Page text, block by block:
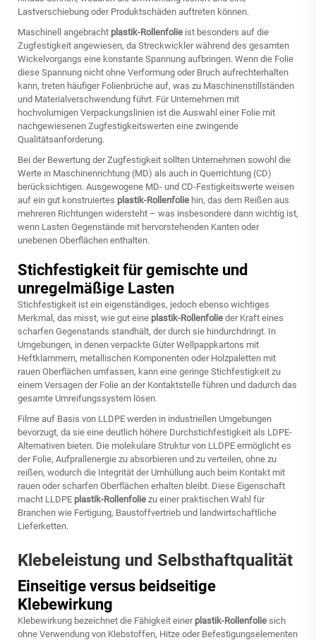
Lastverschiebung oder Produktschäden auftreten können.
Maschinell angebracht plastik-Rollenfolie ist besonders auf die
Zugfestigkeit angewiesen, da Streckwickler während des gesamten
Wickelvorgangs eine konstante Spannung aufbringen. Wenn die Folie
diese Spannung nicht ohne Verformung oder Bruch aufrechterhalten
kann, treten häufiger Folienbrüche auf, was zu Maschinenstillständen
und Materialverschwendung führt. Für Unternehmen mit
hochvolumigen Verpackungslinien ist die Auswahl einer Folie mit
nachgewiesenen Zugfestigkeitswerten eine zwingende
Qualitätsanforderung.
Bei der Bewertung der Zugfestigkeit sollten Unternehmen sowohl die
Werte in Maschinenrichtung (MD) als auch in Querrichtung (CD)
berücksichtigen. Ausgewogene MD- und CD-Festigkeitswerte weisen
auf ein gut konstruiertes plastik-Rollenfolie hin, das dem Reißen aus
mehreren Richtungen widersteht – was insbesondere dann wichtig ist,
wenn Lasten Gegenstände mit hervorstehenden Kanten oder
unebenen Oberflächen enthalten.
Stichfestigkeit für gemischte und
unregelmäßige Lasten
Stichfestigkeit ist ein eigenständiges, jedoch ebenso wichtiges
Merkmal, das misst, wie gut eine plastik-Rollenfolie der Kraft eines
scharfen Gegenstands standhält, der durch sie hindurchdringt. In
Umgebungen, in denen verpackte Güter Wellpappkartons mit
Heftklammern, metallischen Komponenten oder Holzpaletten mit
rauen Oberflächen umfassen, kann eine geringe Stichfestigkeit zu
einem Versagen der Folie an der Kontaktstelle führen und dadurch das
gesamte Umreifungssystem lösen.
Filme auf Basis von LLDPE werden in industriellen Umgebungen
bevorzugt, da sie eine deutlich höhere Durchstichfestigkeit als LDPE-
Alternativen bieten. Die molekulare Struktur von LLDPE ermöglicht es
der Folie, Aufprallenergie zu absorbieren und zu verteilen, ohne zu
reißen, wodurch die Integrität der Umhüllung auch beim Kontakt mit
rauen oder scharfen Oberflächen erhalten bleibt. Diese Eigenschaft
macht LLDPE plastik-Rollenfolie zu einer praktischen Wahl für
Branchen wie Fertigung, Baustoffvertrieb und landwirtschaftliche
Lieferketten.
Klebeleistung und Selbsthaftqualität
Einseitige versus beidseitige
Klebewirkung
Klebewirkung bezeichnet die Fähigkeit einer plastik-Rollenfolie sich
ohne Verwendung von Klebstoffen, Hitze oder Befestigungselementen